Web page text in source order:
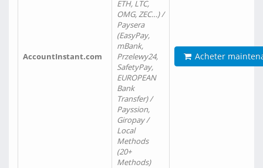
AccountInstant.com
ETH, LTC,
OMG, ZEC…) /
Paysera
(EasyPay,
mBank,
Przelewy24,
SafetyPay,
EUROPEAN
Bank
Transfer) /
Payssion,
Giropay /
Local
Methods
(20+
Methods)
Acheter